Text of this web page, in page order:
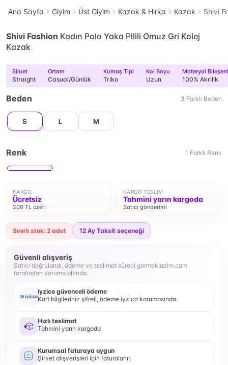
Ana Sayfa Giyim Üst Giyim Kazak & Hırka Kazak Shivi
Shivi Fashion Kadın Polo Yaka Pilili Omuz Gri Kolej
Kazak
Siluet
Straight
Ortam
Casual/Günlük
Kumaş Tipi
Triko
Kol Boyu
Uzun
Materyal Bileşeni
100% Akrilik
Beden 3 Farklı Beden
S L M
Renk 1 Farklı Renk
KARGO
Ücretsiz
200 TL üzeri
KARGO TESLIM
Tahmini yarın kargoda
Satıcı gönderimi
Sınırlı stok: 2 adet 12 Ay Taksit seçeneği
Güvenli alışveriş
Satıcı doğrulandı, ödeme ve teslimat süreci gormeklazim.com
tarafından koruma altında.
iyzico güvenceli ödeme
Kart bilgileriniz şifreli, ödeme iyzico korumasında.
Hızlı teslimat
Tahmini yarın kargoda
Kurumsal faturaya uygun
Şirket alışverişleri için faturalanır.